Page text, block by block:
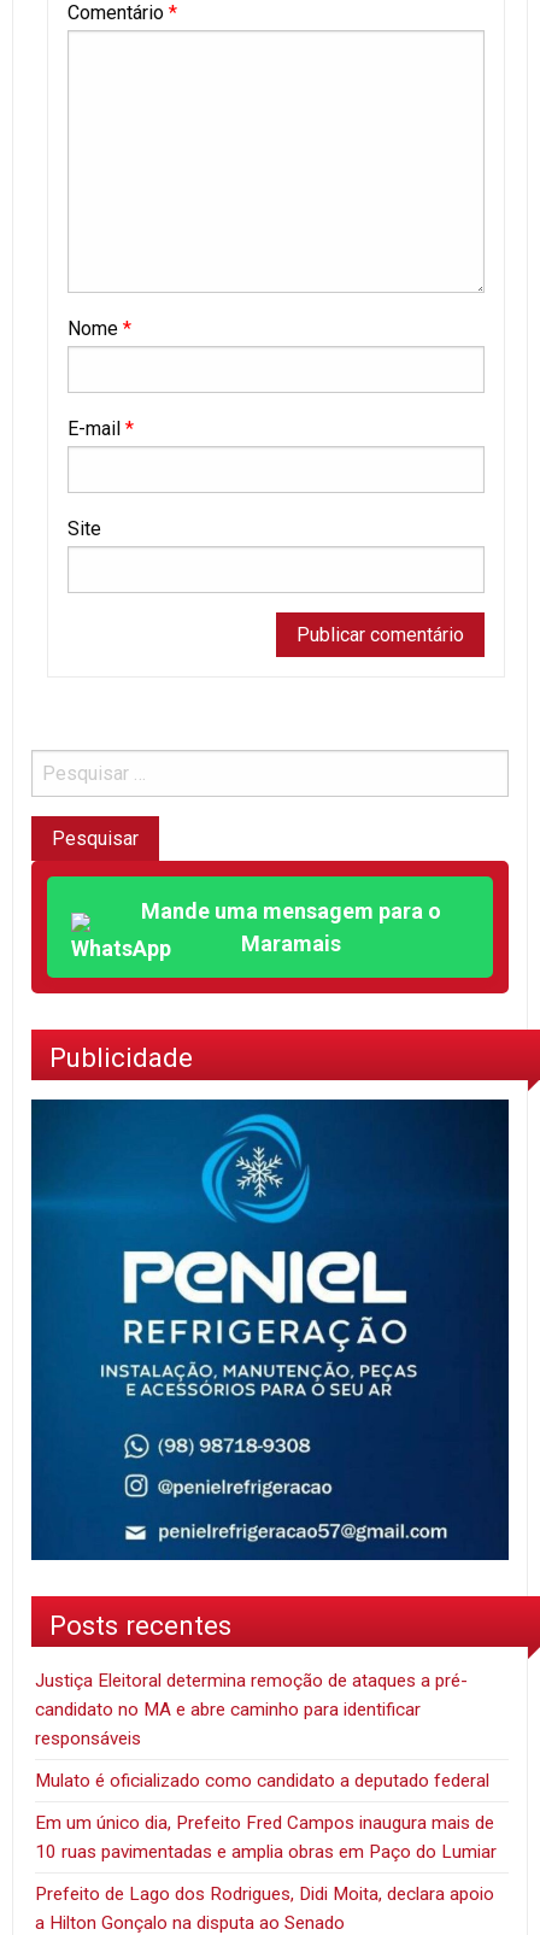
Comentário *
Nome *
E-mail *
Site
Mande uma mensagem para o
Maramais
Publicidade
Posts recentes
Justiça Eleitoral determina remoção de ataques a pré-
candidato no MA e abre caminho para identificar
responsáveis
Mulato é oficializado como candidato a deputado federal
Em um único dia, Prefeito Fred Campos inaugura mais de
10 ruas pavimentadas e amplia obras em Paço do Lumiar
Prefeito de Lago dos Rodrigues, Didi Moita, declara apoio
a Hilton Gonçalo na disputa ao Senado